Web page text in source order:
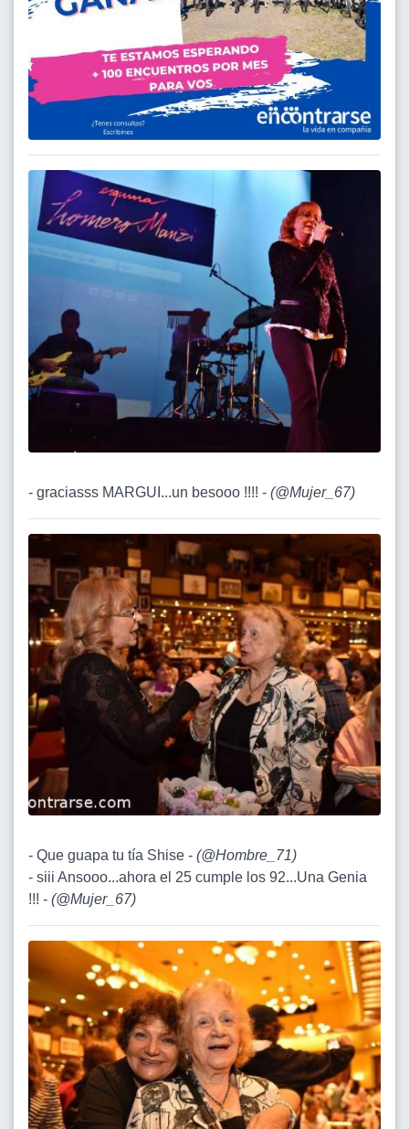
- graciasss MARGUI...un besooo !!!! - (@Mujer_67)
- Que guapa tu tía Shise - (@Hombre_71)
- siii Ansooo...ahora el 25 cumple los 92...Una Genia
!!! - (@Mujer_67)